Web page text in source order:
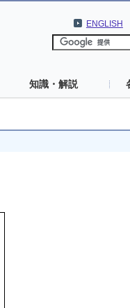
ENGLISH
知識・解説